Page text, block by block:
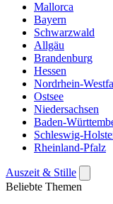
Mallorca
Bayern
Schwarzwald
Allgäu
Brandenburg
Hessen
Nordrhein-
Ostsee
Niedersachsen
Baden-
Schleswig-
Rheinland-Pfalz
Auszeit & Stille
Beliebte Themen